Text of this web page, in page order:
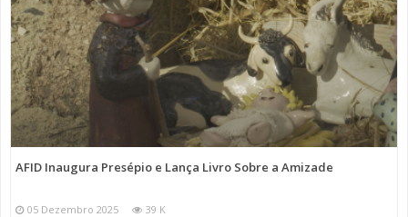
AFID Inaugura Presépio e Lança Livro Sobre a Amizade
05 Dezembro 2025 39 K